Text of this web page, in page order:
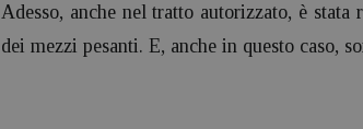
Adesso, anche nel tratto autorizzato, è stata
dei mezzi pesanti. E, anche in questo caso,